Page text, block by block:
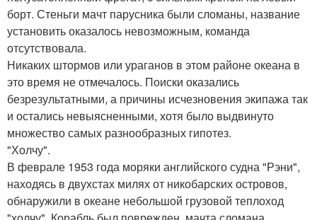
борт. Стеньги мачт парусника были сломаны, название
установить оказалось невозможным, команда
отсутствовала.
Никаких штормов или ураганов в этом районе океана в
это время не отмечалось. Поиски оказались
безрезультатными, а причины исчезновения экипажа так
и остались невыясненными, хотя было выдвинуто
множество самых разнообразных гипотез.
"Холчу".
В феврале 1953 года моряки английского судна "Рэни",
находясь в двухстах милях от никобарских островов,
обнаружили в океане небольшой грузовой теплоход